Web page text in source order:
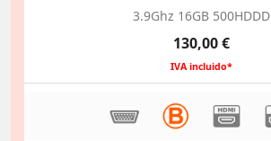
3.9Ghz 16GB 500HDDD
Precio
130,00 €
IVA incluido*